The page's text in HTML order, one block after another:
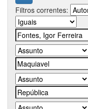
Filtros correntes: